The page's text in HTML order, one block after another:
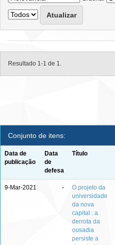
Resultado 1-1 de 1.
Conjunto de itens:
Data de
publicação
Data
de
defesa
Título
9-Mar-2021 -
O projeto da
universidade
da nova
capital : a
derrota da
ousadia
persiste a